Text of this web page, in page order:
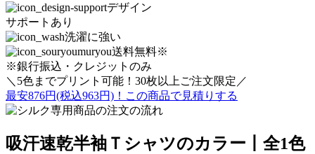
デザイン
サポートあり
洗濯に強い
送料無料※
※銀行振込・クレジットのみ
＼5色までプリント可能！30枚以上ご注文限定／
最安876円(税込963円)！ この商品で見積りする
吸汗速乾半袖Ｔシャツのカラー丨全1色